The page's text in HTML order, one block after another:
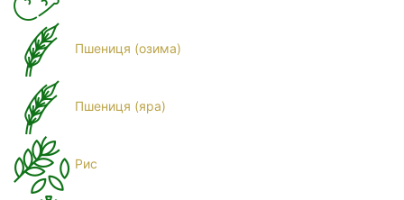
Пшениця (озима)
Пшениця (яра)
Рис